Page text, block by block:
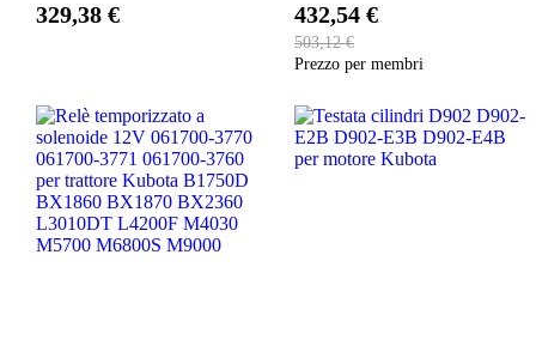
F2400 RTV1100 ZD28
329,38 € 432,54 €
503,12 €
Prezzo per membri